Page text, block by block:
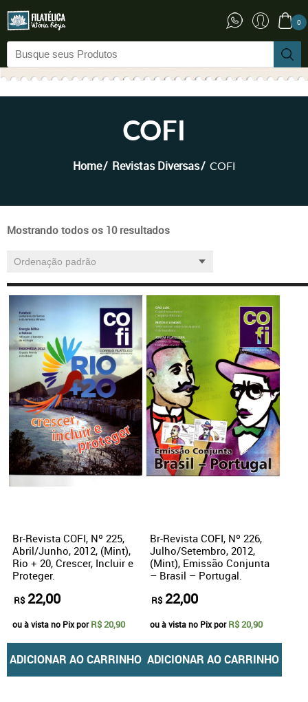
0
COFI
Home Revistas Diversas COFI
Mostrando todos os 10 resultados
Br-Revista COFI, Nº 225,
Abril/Junho, 2012, (Mint),
Rio + 20, Crescer, Incluir e
Proteger.
R$ 22,00
ou à vista no Pix porR$ 20,90
ADICIONAR AO CARRINHO
Br-Revista COFI, Nº 226,
Julho/Setembro, 2012,
(Mint), Emissão Conjunta
– Brasil – Portugal.
R$ 22,00
ou à vista no Pix porR$ 20,90
ADICIONAR AO CARRINHO